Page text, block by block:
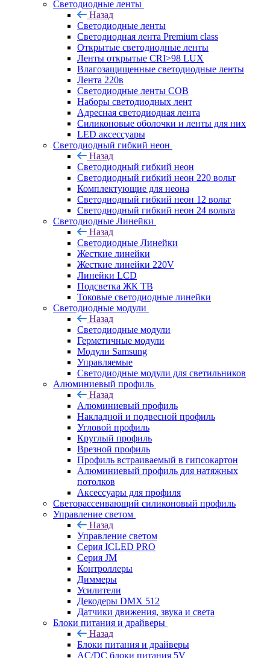
Светодиодные ленты
Назад
Светодиодные ленты
Светодиодная лента Premium class
Открытые светодиодные ленты
Ленты открытые CRI>98 LUX
Влагозащищенные светодиодные ленты
Лента 220в
Светодиодные ленты COB
Наборы светодиодных лент
Адресная светодиодная лента
Силиконовые оболочки и ленты для них
LED аксессуары
Светодиодный гибкий неон
Назад
Светодиодный гибкий неон
Светодиодный гибкий неон 220 вольт
Комплектующие для неона
Светодиодный гибкий неон 12 вольт
Светодиодный гибкий неон 24 вольта
Светодиодные Линейки
Назад
Светодиодные Линейки
Жесткие линейки
Жесткие линейки 220V
Линейки LCD
Подсветка ЖК ТВ
Токовые светодиодные линейки
Светодиодные модули
Назад
Светодиодные модули
Герметичные модули
Модули Samsung
Управляемые
Светодиодные модули для светильников
Алюминиевый профиль
Назад
Алюминиевый профиль
Накладной и подвесной профиль
Угловой профиль
Круглый профиль
Врезной профиль
Профиль встраиваемый в гипсокартон
Алюминиевый профиль для натяжных
потолков
Аксессуары для профиля
Светорассеивающий силиконовый профиль
Управление светом
Назад
Управление светом
Серия ICLED PRO
Серия JM
Контроллеры
Диммеры
Усилители
Декодеры DMX 512
Датчики движения, звука и света
Блоки питания и драйверы
Назад
Блоки питания и драйверы
AC/DC блоки питания 5V